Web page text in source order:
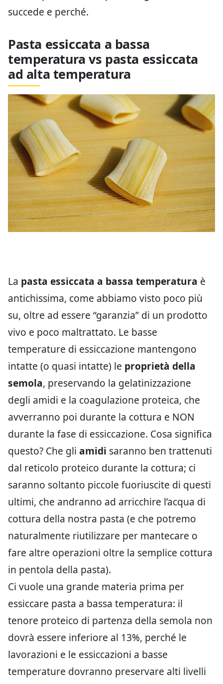
succede e perché.
Pasta essiccata a bassa
temperatura vs pasta essiccata
ad alta temperatura
La pasta essiccata a bassa temperatura è
antichissima, come abbiamo visto poco più
su, oltre ad essere “garanzia” di un prodotto
vivo e poco maltrattato. Le basse
temperature di essiccazione mantengono
intatte (o quasi intatte) le proprietà della
semola, preservando la gelatinizzazione
degli amidi e la coagulazione proteica, che
avverranno poi durante la cottura e NON
durante la fase di essiccazione. Cosa significa
questo? Che gli amidi saranno ben trattenuti
dal reticolo proteico durante la cottura; ci
saranno soltanto piccole fuoriuscite di questi
ultimi, che andranno ad arricchire l’acqua di
cottura della nostra pasta (e che potremo
naturalmente riutilizzare per mantecare o
fare altre operazioni oltre la semplice cottura
in pentola della pasta).
Ci vuole una grande materia prima per
essiccare pasta a bassa temperatura: il
tenore proteico di partenza della semola non
dovrà essere inferiore al 13%, perché le
lavorazioni e le essiccazioni a basse
temperature dovranno preservare alti livelli